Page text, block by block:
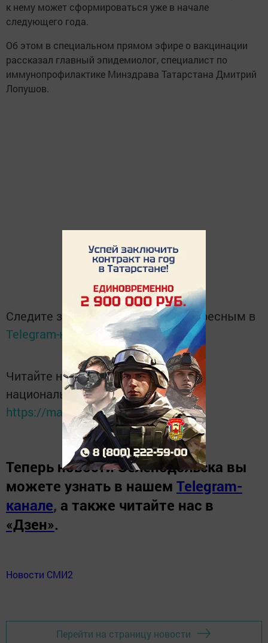
к нему может сформироваться уже в начале
следующего года.
Об этом в специальном прямом эфире о вакцинации
рассказал главный эпидемиолог, специалист по
иммунопрофилактике Минздрава Татарстана Дмитрий
Лопушов.
Следите за самым важным и интересным в
Telegram-канале
Татмедиа
Читайте новости Татарстана в
национальном мессенджере MАХ:
https://max.ru/tatmedia
Теперь новости Зеленодольска вы
можете узнать в нашем Telegram-
канале, а также читайте нас в
«Дзен».
Новости СМИ2
Перейти на страницу новости